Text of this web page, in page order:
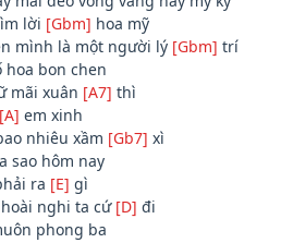
lời [Gbm] hoa mỹ
mình là một người lý [Gbm] trí
hoa bon chen
mãi xuân [A7] thì
[A] em xinh
nhiêu xầm [Gb7] xì
sao hôm nay
ra [E] gì
hoài nghi ta cứ [D] đi
phong ba